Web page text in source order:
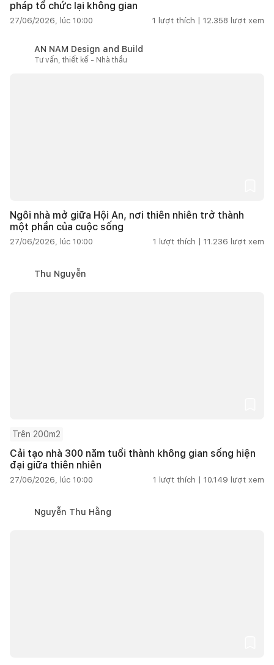
pháp tổ chức lại không gian
27/06/2026, lúc 10:00 1 lượt thích | 12.358 lượt xem
AN NAM Design and Build
Tư vấn, thiết kế - Nhà thầu
Ngôi nhà mở giữa Hội An, nơi thiên nhiên trở thành
một phần của cuộc sống
27/06/2026, lúc 10:00 1 lượt thích | 11.236 lượt xem
Thu Nguyễn
Trên 200m2
Cải tạo nhà 300 năm tuổi thành không gian sống hiện
đại giữa thiên nhiên
27/06/2026, lúc 10:00 1 lượt thích | 10.149 lượt xem
Nguyễn Thu Hằng